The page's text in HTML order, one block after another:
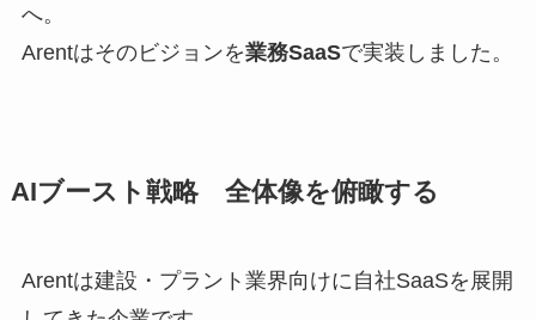
へ。
Arentはそのビジョンを業務SaaSで実装しました。
AIブースト戦略 全体像を俯瞰する
Arentは建設・プラント業界向けに自社SaaSを展開